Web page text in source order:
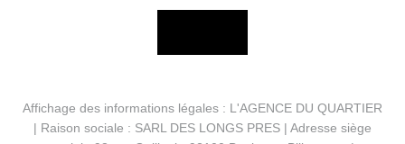
Affichage des informations légales : L'AGENCE DU QUARTIER
| Raison sociale : SARL DES LONGS PRES | Adresse siège